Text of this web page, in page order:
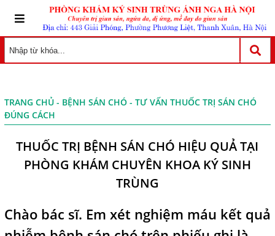
TRANG CHỦ- BỆNH SÁN CHÓ- TƯ VẤN THUỐC TRỊ SÁN CHÓ
ĐÚNG CÁCH
THUỐC TRỊ BỆNH SÁN CHÓ HIỆU QUẢ TẠI
PHÒNG KHÁM CHUYÊN KHOA KÝ SINH
TRÙNG
Chào bác sĩ. Em xét nghiệm máu kết quả